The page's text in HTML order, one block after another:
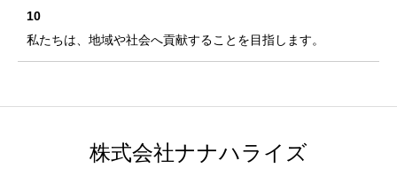
10
私たちは、地域や社会へ貢献することを目指します。
株式会社ナナハライズ